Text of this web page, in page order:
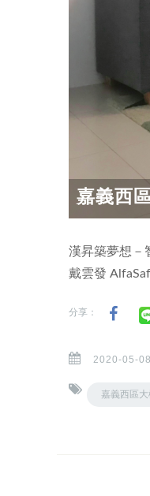
嘉義西
漢昇築夢想－
戴雲發
分享：
2020-05-
嘉義西區大